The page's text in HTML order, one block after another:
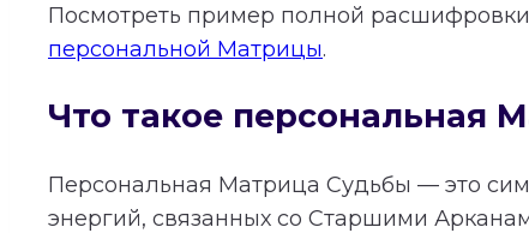
Посмотреть пример полной
персональной Матрицы.
Что такое персональная
Персональная Матрица Судьбы — это
энергий, связанных со Старшими